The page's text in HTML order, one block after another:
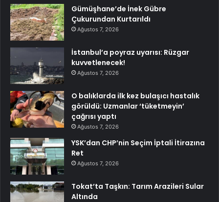
Gümüşhane’de İnek Gübre
Çukurundan Kurtarıldı
Ağustos 7, 2026
İstanbul’a poyraz uyarısı: Rüzgar
kuvvetlenecek!
Ağustos 7, 2026
O balıklarda ilk kez bulaşıcı hastalık
görüldü: Uzmanlar ‘tüketmeyin’
çağrısı yaptı
Ağustos 7, 2026
YSK’dan CHP’nin Seçim İptali İtirazına
Ret
Ağustos 7, 2026
Tokat’ta Taşkın: Tarım Arazileri Sular
Altında